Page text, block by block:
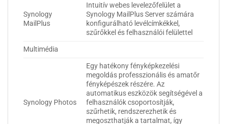
Synology
MailPlus
Intuitív webes levelezőfelület a
Synology MailPlus Server számára
konfigurálható levélcímkékkel,
szűrőkkel és felhasználói felülettel
Multimédia
Synology Photos
Egy hatékony fényképkezelési
megoldás professzionális és amatőr
fényképészek részére. Az
automatikus eszközök segítségével a
felhasználók csoportosítják,
szűrhetik, rendszerezhetik és
megoszthatják a tartalmat, így